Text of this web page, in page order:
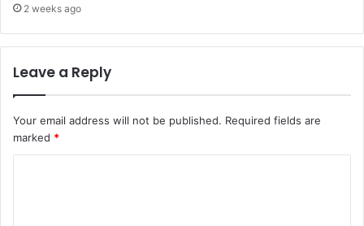
2 weeks ago
Leave a Reply
Your email address will not be published. Required fields are
marked *